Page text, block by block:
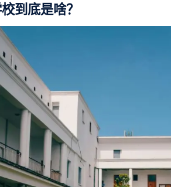
到底是啥？